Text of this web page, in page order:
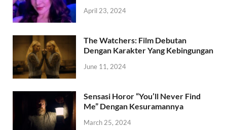
April 23, 2024
The Watchers: Film Debutan
Dengan Karakter Yang Kebingungan
June 11, 2024
Sensasi Horor “You’ll Never Find
Me” Dengan Kesuramannya
March 25, 2024